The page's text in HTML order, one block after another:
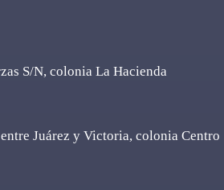
S/N, colonia La Hacienda
Juárez y Victoria, colonia Centro